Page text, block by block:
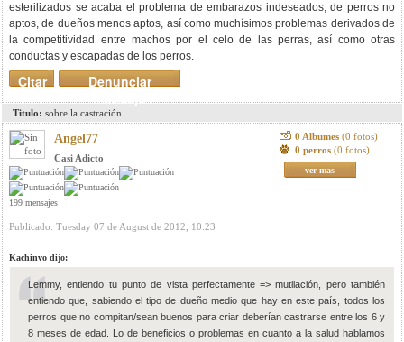
esterilizados se acaba el problema de embarazos indeseados, de perros no
aptos, de dueños menos aptos, así como muchísimos problemas derivados de
la competitividad entre machos por el celo de las perras, así como otras
conductas y escapadas de los perros.
Denunciar
mensaje
Citar
Titulo: sobre la castración
Angel77
Casi Adicto
199 mensajes
0 Albumes (0 fotos)
0 perros (0 fotos)
ver mas
Publicado: Tuesday 07 de August de 2012, 10:23
Kachinvo dijo:
Lemmy, entiendo tu punto de vista perfectamente => mutilación, pero también
entiendo que, sabiendo el tipo de dueño medio que hay en este país, todos los
perros que no compitan/sean buenos para criar deberían castrarse entre los 6 y
8 meses de edad. Lo de beneficios o problemas en cuanto a la salud hablamos